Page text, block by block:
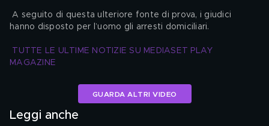
A seguito di questa ulteriore fonte di prova, i giudici
hanno disposto per l’uomo gli arresti domiciliari.
TUTTE LE ULTIME NOTIZIE SU MEDIASET PLAY
MAGAZINE
GUARDA ALTRI VIDEO
Leggi anche